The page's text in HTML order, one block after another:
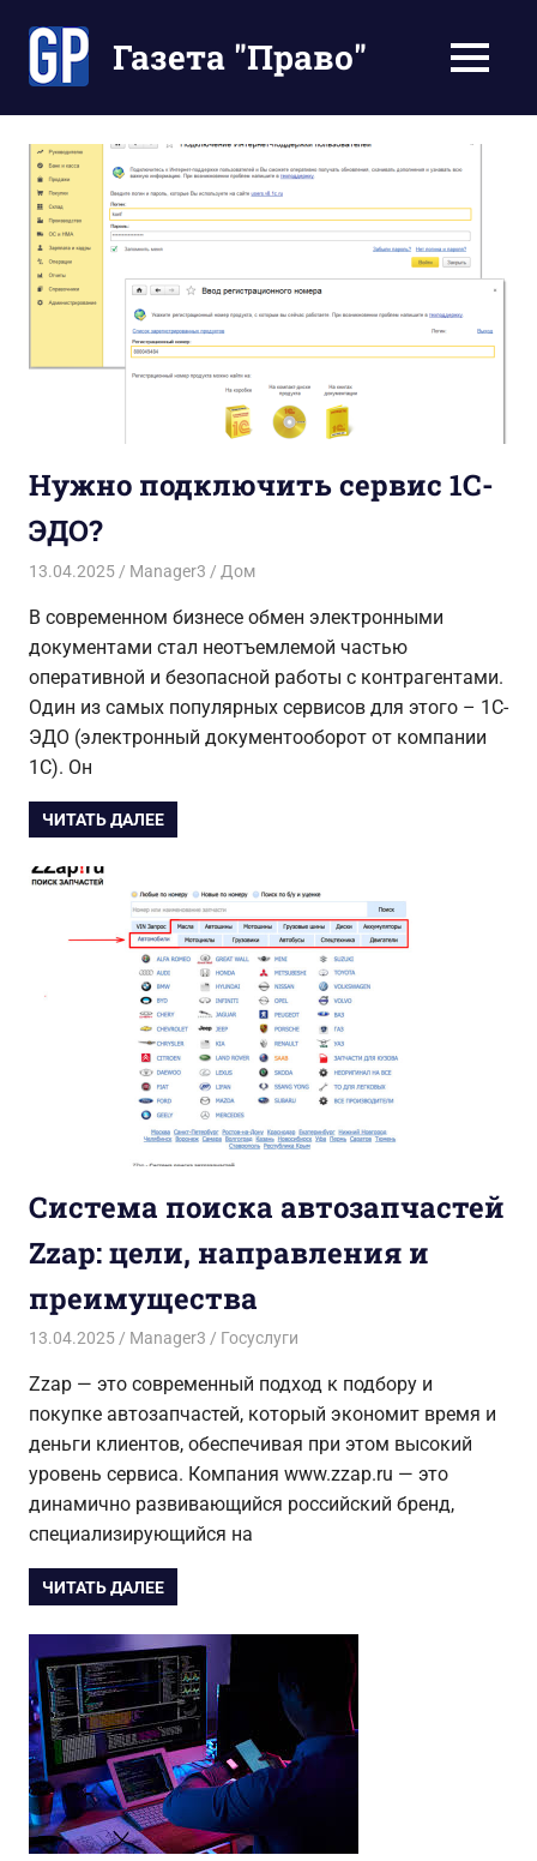
содержимомуГазета "Право"
экономят
Ваше
время
МЕНЮ
Нужно подключить сервис 1С-
ЭДО?
13.04.2025 Manager3 Дом
В современном бизнесе обмен электронными
документами стал неотъемлемой частью
оперативной и безопасной работы с контрагентами.
Один из самых популярных сервисов для этого – 1С-
ЭДО (электронный документооборот от компании
1С). Он
ЧИТАТЬ ДАЛЕЕ
Система поиска автозапчастей
Zzap: цели, направления и
преимущества
13.04.2025 Manager3 Госуслуги
Zzap — это современный подход к подбору и
покупке автозапчастей, который экономит время и
деньги клиентов, обеспечивая при этом высокий
уровень сервиса. Компания www.zzap.ru — это
динамично развивающийся российский бренд,
специализирующийся на
ЧИТАТЬ ДАЛЕЕ